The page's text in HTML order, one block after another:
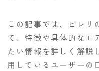
JONES
K2
MOSS
この記事では、ピレリ
て、特徴や具体的なモ
たい情報を詳しく解説
用しているユーザーの